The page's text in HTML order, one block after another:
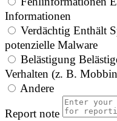
Informationen
Verdächtig Enthält
potenzielle Malware
Belästigung
Verhalten (z. B.
Andere
Report note